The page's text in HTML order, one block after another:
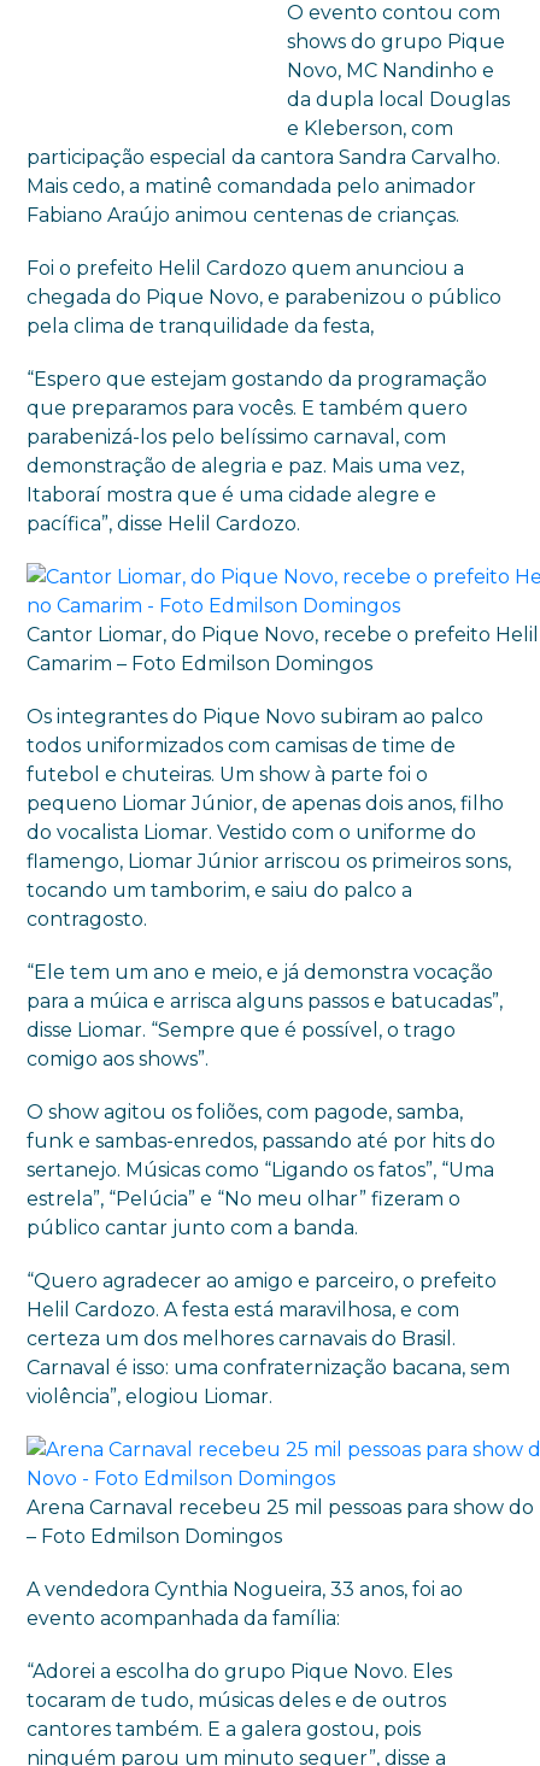
O evento contou com
shows do grupo Pique
Novo, MC Nandinho e
da dupla local Douglas
e Kleberson, com
participação especial da cantora Sandra Carvalho.
Mais cedo, a matinê comandada pelo animador
Fabiano Araújo animou centenas de crianças.
Foi o prefeito Helil Cardozo quem anunciou a
chegada do Pique Novo, e parabenizou o público
pela clima de tranquilidade da festa,
“Espero que estejam gostando da programação
que preparamos para vocês. E também quero
parabenizá-los pelo belíssimo carnaval, com
demonstração de alegria e paz. Mais uma vez,
Itaboraí mostra que é uma cidade alegre e
pacífica”, disse Helil Cardozo.
Cantor Liomar, do Pique Novo, recebe o prefeito
Camarim – Foto Edmilson Domingos
Os integrantes do Pique Novo subiram ao palco
todos uniformizados com camisas de time de
futebol e chuteiras. Um show à parte foi o
pequeno Liomar Júnior, de apenas dois anos, filho
do vocalista Liomar. Vestido com o uniforme do
flamengo, Liomar Júnior arriscou os primeiros sons,
tocando um tamborim, e saiu do palco a
contragosto.
“Ele tem um ano e meio, e já demonstra vocação
para a múica e arrisca alguns passos e batucadas”,
disse Liomar. “Sempre que é possível, o trago
comigo aos shows”.
O show agitou os foliões, com pagode, samba,
funk e sambas-enredos, passando até por hits do
sertanejo. Músicas como “Ligando os fatos”, “Uma
estrela”, “Pelúcia” e “No meu olhar” fizeram o
público cantar junto com a banda.
“Quero agradecer ao amigo e parceiro, o prefeito
Helil Cardozo. A festa está maravilhosa, e com
certeza um dos melhores carnavais do Brasil.
Carnaval é isso: uma confraternização bacana, sem
violência”, elogiou Liomar.
Arena Carnaval recebeu 25 mil pessoas para show
– Foto Edmilson Domingos
A vendedora Cynthia Nogueira, 33 anos, foi ao
evento acompanhada da família:
“Adorei a escolha do grupo Pique Novo. Eles
tocaram de tudo, músicas deles e de outros
cantores também. E a galera gostou, pois
ninguém parou um minuto sequer”, disse a